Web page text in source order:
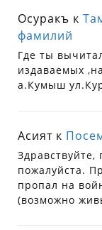
Осуракъ к
фамилий
Где ты
издаваемых
а.Кумыш
Асият к
пожалуйста.
пропал на
(возможно